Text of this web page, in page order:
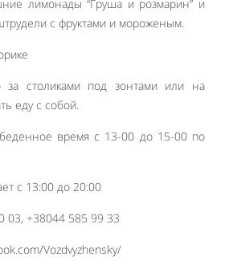
лимонады “Груша и розмарин” и
с фруктами и мороженым.
за столиками под зонтами или на
еду с собой.
время с 13-00 до 15-00 по
с 13:00 до 20:00
03, +38044 585 99 33
Vozdvyzhensky/